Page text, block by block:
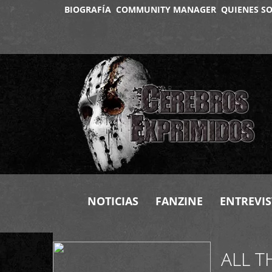
BIOGRAFÍA COMMUNITY MANAGER QUIENES
NOTICIAS FANZINE
+
ALL